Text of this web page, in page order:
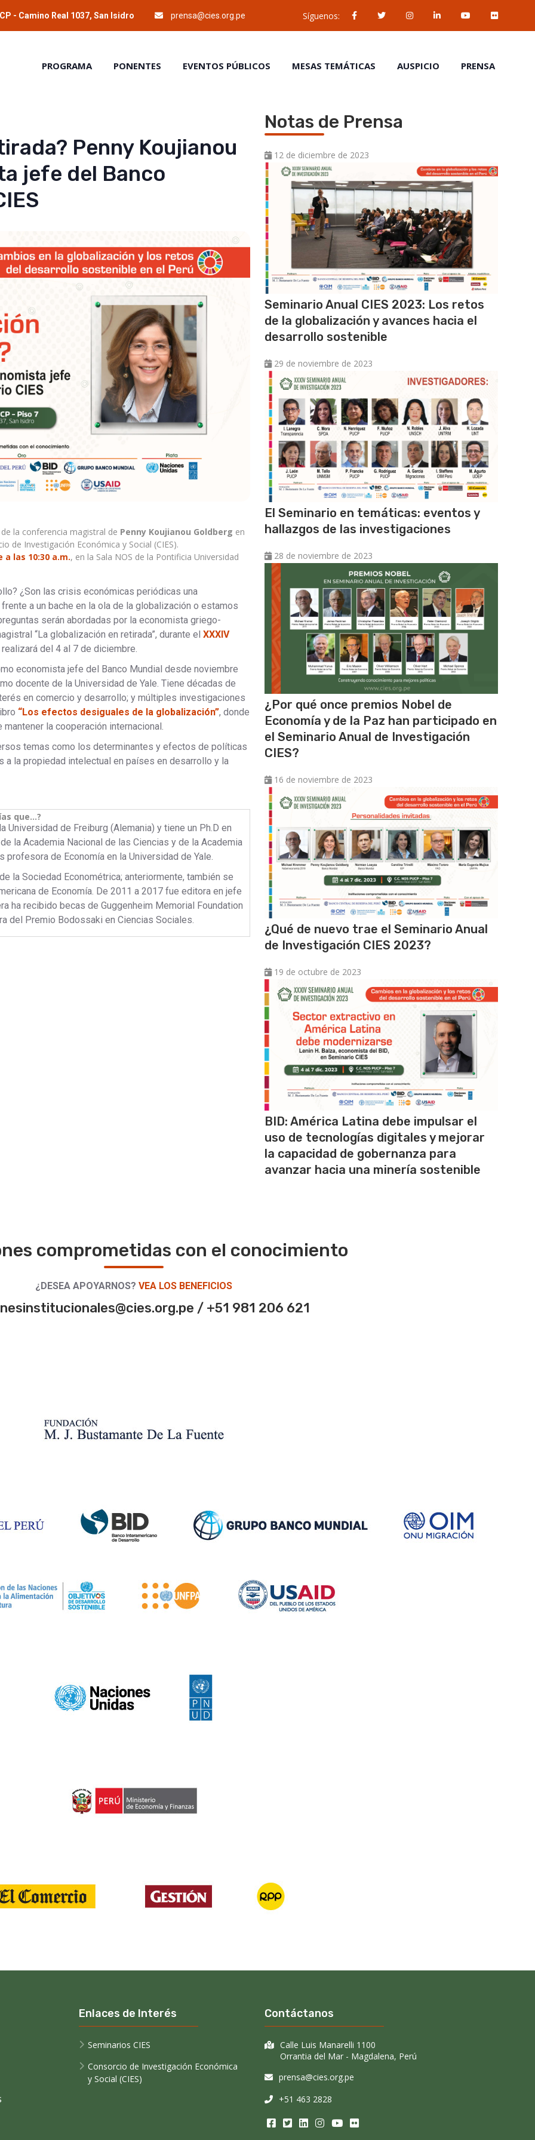
- Camino Real 1037, San Isidro prensa@cies.org.pe Síguenos:
PROGRAMA PONENTES EVENTOS PÚBLICOS MESAS TEMÁTICAS AUSPICIO PRENSA
Penny Koujianou
jefe del Banco
la conferencia magistral de Penny Koujianou Goldberg en
de Investigación Económica y Social (CIES).
las 10:30 a.m., en la Sala NOS de la Pontificia Universidad
¿Son las crisis económicas periódicas una
a un bache en la ola de la globalización o estamos
serán abordadas por la economista griego-
“La globalización en retirada”, durante el XXXIV
del 4 al 7 de diciembre.
economista jefe del Banco Mundial desde noviembre
docente de la Universidad de Yale. Tiene décadas de
en comercio y desarrollo; y múltiples investigaciones
“Los efectos desiguales de la globalización”, donde
la cooperación internacional.
temas como los determinantes y efectos de políticas
la propiedad intelectual en países en desarrollo y la
que…?
Universidad de Freiburg (Alemania) y tiene un Ph.D en
la Academia Nacional de las Ciencias y de la Academia
profesora de Economía en la Universidad de Yale.
la Sociedad Econométrica; anteriormente, también se
de Economía. De 2011 a 2017 fue editora en jefe
ha recibido becas de Guggenheim Memorial Foundation
del Premio Bodossaki en Ciencias Sociales.
Notas de Prensa
12 de diciembre de 2023
Seminario Anual CIES 2023: Los retos
de la globalización y avances hacia el
desarrollo sostenible
29 de noviembre de 2023
El Seminario en temáticas: eventos y
hallazgos de las investigaciones
28 de noviembre de 2023
¿Por qué once premios Nobel de
Economía y de la Paz han participado en
el Seminario Anual de Investigación
CIES?
16 de noviembre de 2023
¿Qué de nuevo trae el Seminario Anual
de Investigación CIES 2023?
19 de octubre de 2023
BID: América Latina debe impulsar el
uso de tecnologías digitales y mejorar
la capacidad de gobernanza para
avanzar hacia una minería sostenible
comprometidas con el conocimiento
¿DESEA APOYARNOS? VEA LOS BENEFICIOS
/ +51 981 206 621
Enlaces de Interés
Seminarios CIES
Consorcio de Investigación Económica
y Social (CIES)
Contáctanos
Calle Luis Manarelli 1100
Orrantia del Mar - Magdalena, Perú
prensa@cies.org.pe
+51 463 2828